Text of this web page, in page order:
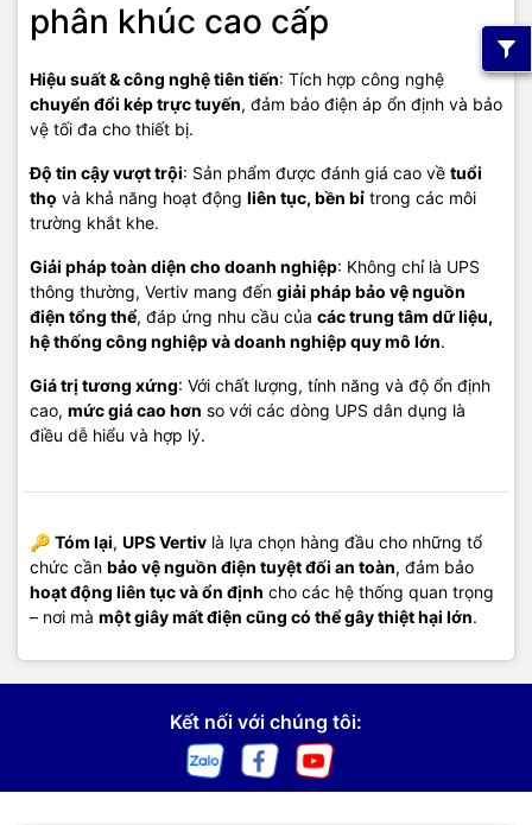
phân khúc cao cấp
Hiệu suất & công nghệ tiên tiến: Tích hợp công nghệ
chuyển đổi kép trực tuyến, đảm bảo điện áp ổn định và bảo
vệ tối đa cho thiết bị.
Độ tin cậy vượt trội: Sản phẩm được đánh giá cao về tuổi
thọ và khả năng hoạt động liên tục, bền bỉ trong các môi
trường khắt khe.
Giải pháp toàn diện cho doanh nghiệp: Không chỉ là UPS
thông thường, Vertiv mang đến giải pháp bảo vệ nguồn
điện tổng thể, đáp ứng nhu cầu của các trung tâm dữ liệu,
hệ thống công nghiệp và doanh nghiệp quy mô lớn.
Giá trị tương xứng: Với chất lượng, tính năng và độ ổn định
cao, mức giá cao hơn so với các dòng UPS dân dụng là
điều dễ hiểu và hợp lý.
🔑 Tóm lại, UPS Vertiv là lựa chọn hàng đầu cho những tổ
chức cần bảo vệ nguồn điện tuyệt đối an toàn, đảm bảo
hoạt động liên tục và ổn định cho các hệ thống quan trọng
– nơi mà một giây mất điện cũng có thể gây thiệt hại lớn.
Kết nối với chúng tôi: